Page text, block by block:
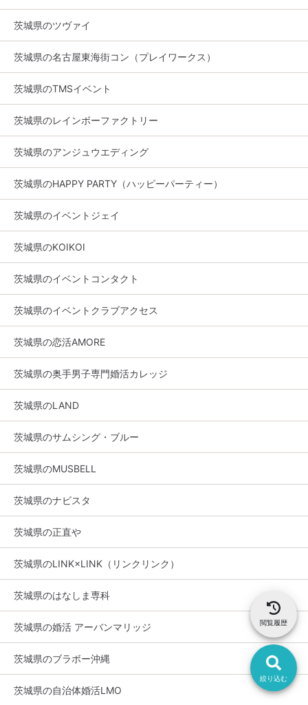
絞り込む
閲覧履歴
茨城県のツヴァイ
茨城県の名古屋東海街コン（プレイワークス）
茨城県のTMSイベント
茨城県のレインボーファクトリー
茨城県のアンジュウエディング
茨城県のHAPPY PARTY（ハッピーパーティー）
茨城県のイベントジェイ
茨城県のKOIKOI
茨城県のイベントコンタクト
茨城県のイベントクラブアクセス
茨城県の恋活AMORE
茨城県の奥手男子専門婚活カレッジ
茨城県のLAND
茨城県のサムシング・ブルー
茨城県のMUSBELL
茨城県のナビスタ
茨城県の正直や
茨城県のLINK×LINK（リンクリンク）
茨城県のはなしま専科
茨城県の婚活 アーバンマリッジ
茨城県のブラボー沖縄
茨城県の自治体婚活LMO